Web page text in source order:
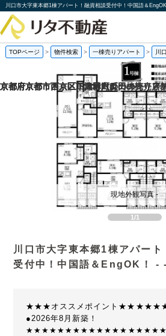
TOPページ > 物件検索 > 一棟売りアパート > 川
1/1
現地外観写真 -
川口市大字東本郷1棟アパート
受付中！中国語＆EngOK！ - -
★★★オススメポイント
●2026年8月新築！
京都府京都市西京区下津林六反田の売り店
京都府京都市西京区川島野田町の一棟売り
京都府京都市西京区下津林六反田の
京都府京都市下京区二人司町の一棟売りア